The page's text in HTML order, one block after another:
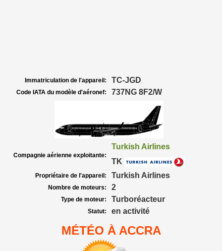
Immatriculation de l'appareil: TC-JGD
Code IATA du modèle d'aéronef: 737NG 8F2/W
Compagnie aérienne exploitante:
Turkish Airlines
TK
Propriétaire de l'appareil: Turkish Airlines
Nombre de moteurs: 2
Type de moteur: Turboréacteur
Statut: en activité
MÉTÉO À ACCRA